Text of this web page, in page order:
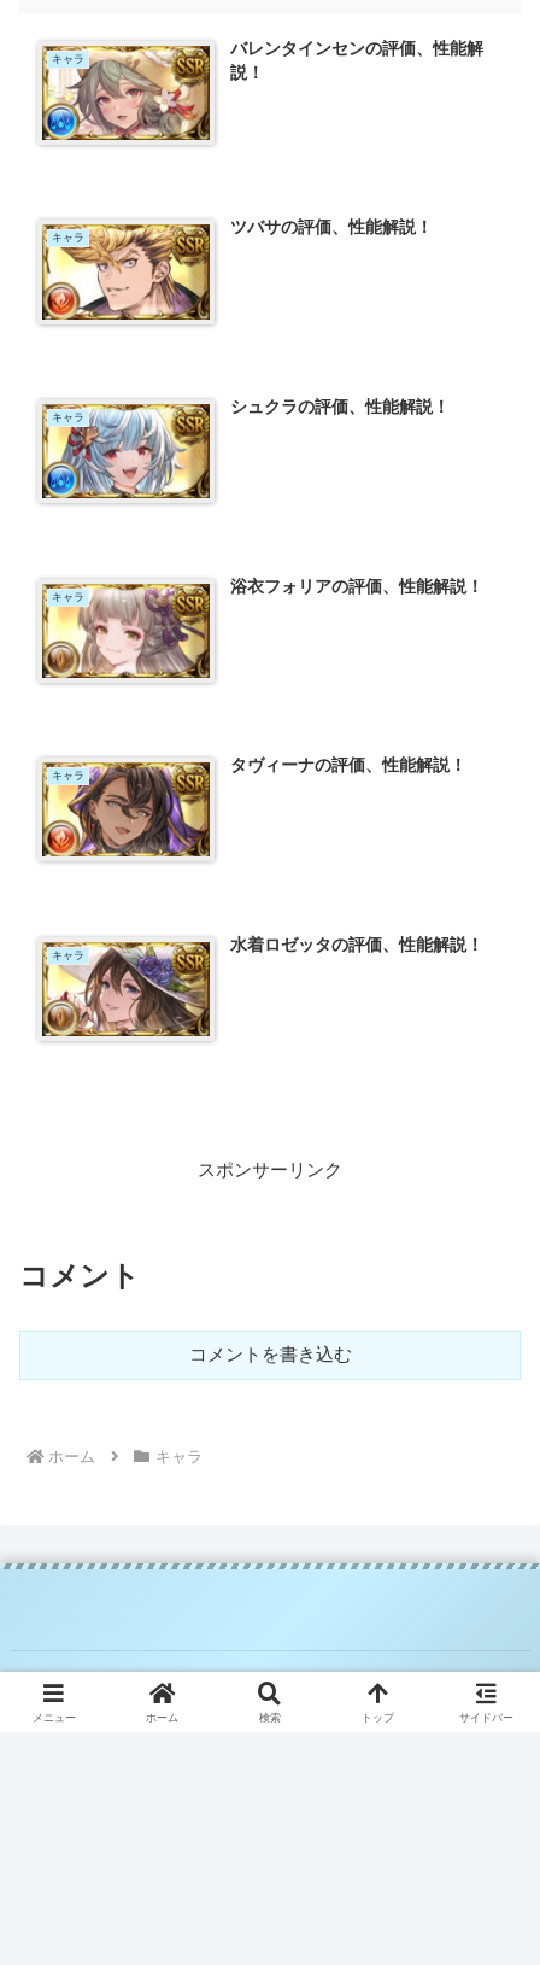
キャラ
バレンタインセンの評価、性能解
説！
キャラ
ツバサの評価、性能解説！
キャラ
シュクラの評価、性能解説！
キャラ
浴衣フォリアの評価、性能解説！
キャラ
タヴィーナの評価、性能解説！
キャラ
水着ロゼッタの評価、性能解説！
スポンサーリンク
コメント
コメントを書き込む
ホーム キャラ
© 2025 騎空士ブルーの攻略日記.
メニュー ホーム 検索 トップ サイドバー